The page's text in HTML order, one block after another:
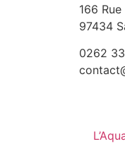
166
97434
0262